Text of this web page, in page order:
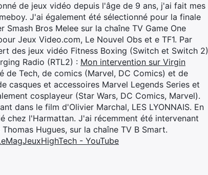
de jeux vidéo depuis l'âge de 9 ans, j'ai fait mes
J'ai également été sélectionné pour la finale
Bros Melee sur la chaîne TV Game One
Jeux Video.com, Le Nouvel Obs et e TF1. Par
des jeux vidéo Fitness Boxing (Switch et Switch 2)
Radio (RTL2) : Mon intervention sur Virgin
de Tech, de comics (Marvel, DC Comics) et de
casques et accessoires Marvel Legends Series et
cosplayeur (Star Wars, DC Comics, Marvel).
dans le film d'Olivier Marchal, LES LYONNAIS. En
chez l'Harmattan. J'ai récemment été intervenant
Hugues, sur la chaîne TV B Smart.
- YouTube